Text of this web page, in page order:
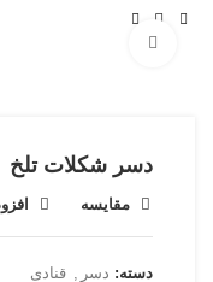
دسر شکلات تلخ
مقایسه
دسته: دسر
قنادی